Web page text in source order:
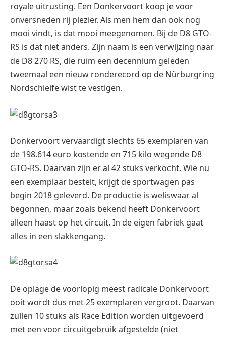
royale uitrusting. Een Donkervoort koop je voor
onversneden rij plezier. Als men hem dan ook nog
mooi vindt, is dat mooi meegenomen. Bij de D8 GTO-
RS is dat niet anders. Zijn naam is een verwijzing naar
de D8 270 RS, die ruim een decennium geleden
tweemaal een nieuw ronderecord op de Nürburgring
Nordschleife wist te vestigen.
Donkervoort vervaardigt slechts 65 exemplaren van
de 198.614 euro kostende en 715 kilo wegende D8
GTO-RS. Daarvan zijn er al 42 stuks verkocht. Wie nu
een exemplaar bestelt, krijgt de sportwagen pas
begin 2018 geleverd. De productie is weliswaar al
begonnen, maar zoals bekend heeft Donkervoort
alleen haast op het circuit. In de eigen fabriek gaat
alles in een slakkengang.
De oplage de voorlopig meest radicale Donkervoort
ooit wordt dus met 25 exemplaren vergroot. Daarvan
zullen 10 stuks als Race Edition worden uitgevoerd
met een voor circuitgebruik afgestelde (niet